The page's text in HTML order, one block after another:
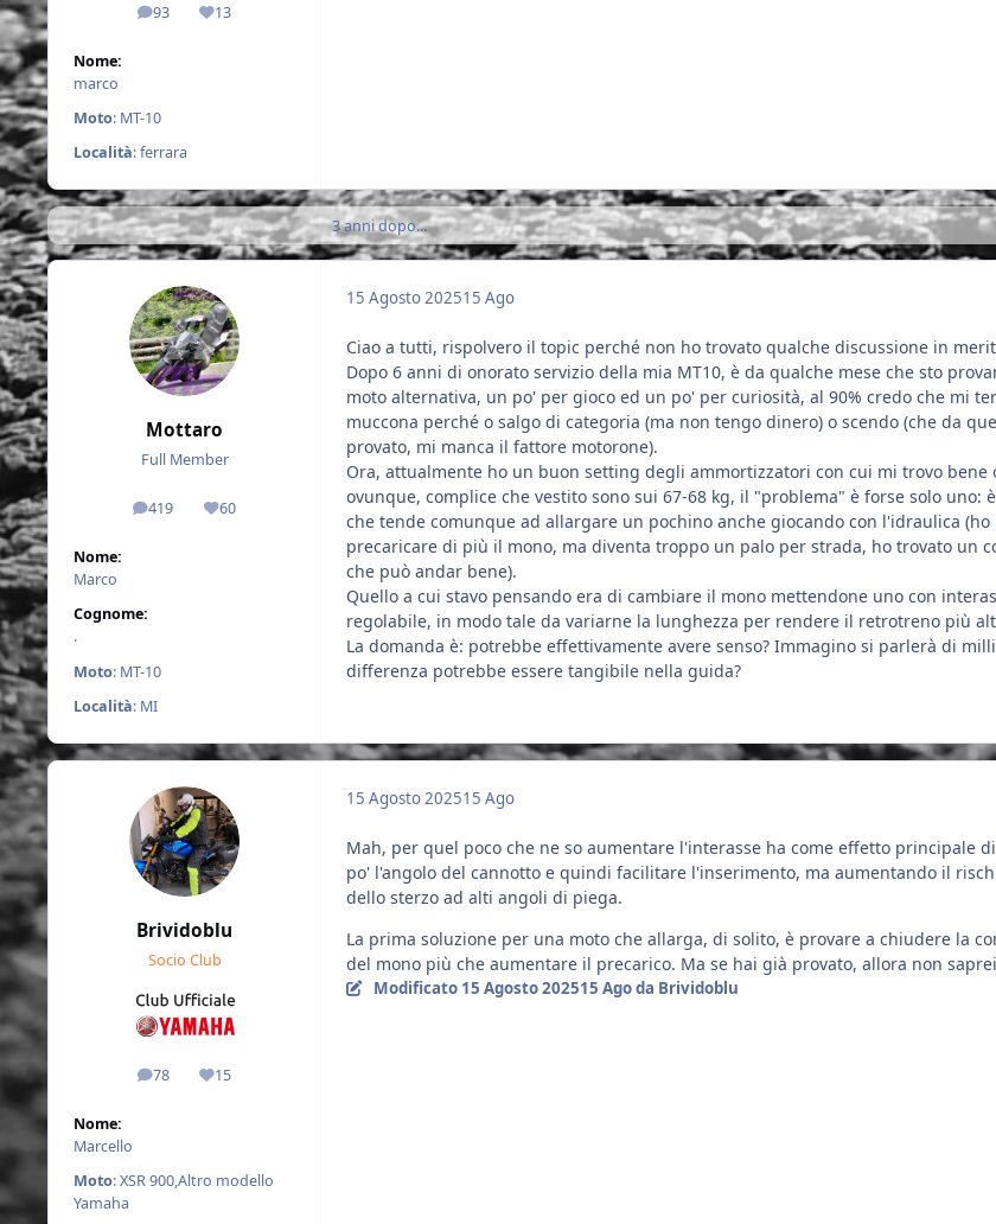
93
messaggi13
Reputazione
Nome:
marco
Moto: MT-10
Località: ferrara
3 anni dopo...
Mottaro
Full Member
419
messaggi60
Reputazione
Nome:
Marco
Cognome:
.
Moto: MT-10
Località: MI
15 Agosto 202515 Ago
Ciao a tutti, rispolvero il topic perché non ho trovato qualche discussione in
Dopo 6 anni di onorato servizio della mia MT10, è da qualche mese che sto
moto alternativa, un po' per gioco ed un po' per curiosità, al 90% credo che mi
muccona perché o salgo di categoria (ma non tengo dinero) o scendo (che da
provato, mi manca il fattore motorone).
Ora, attualmente ho un buon setting degli ammortizzatori con cui mi trovo bene
ovunque, complice che vestito sono sui 67-68 kg, il "problema" è forse solo uno:
che tende comunque ad allargare un pochino anche giocando con l'idraulica (ho
precaricare di più il mono, ma diventa troppo un palo per strada, ho trovato un
che può andar bene).
Quello a cui stavo pensando era di cambiare il mono mettendone uno con
regolabile, in modo tale da variarne la lunghezza per rendere il retrotreno più
La domanda è: potrebbe effettivamente avere senso? Immagino si parlerà di
differenza potrebbe essere tangibile nella guida?
Brividoblu
Socio Club
78
messaggi15
Reputazione
Nome:
Marcello
Moto: XSR 900,Altro modello
Yamaha
15 Agosto 202515 Ago
Mah, per quel poco che ne so aumentare l'interasse ha come effetto principale
po' l'angolo del cannotto e quindi facilitare l'inserimento, ma aumentando il
dello sterzo ad alti angoli di piega.
La prima soluzione per una moto che allarga, di solito, è provare a chiudere la
del mono più che aumentare il precarico. Ma se hai già provato, allora non saprei
Modificato 15 Agosto 202515 Agoda Brividoblu